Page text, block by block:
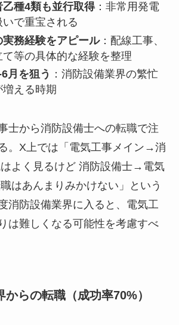
種4類も並行取得：非常用発電
で重宝される
務経験をアピール：配線工事、
等の具体的な経験を整理
月を狙う ：消防設備業界の繁忙
える時期
士から消防設備士への転職で注
。X上では「電気工事メイン→消
よく見るけど 消防設備士→電気
はあんまりみかけない」という
消防設備業界に入ると、電気工
は難しくなる可能性を考慮すべ
らの転職（成功率70%）